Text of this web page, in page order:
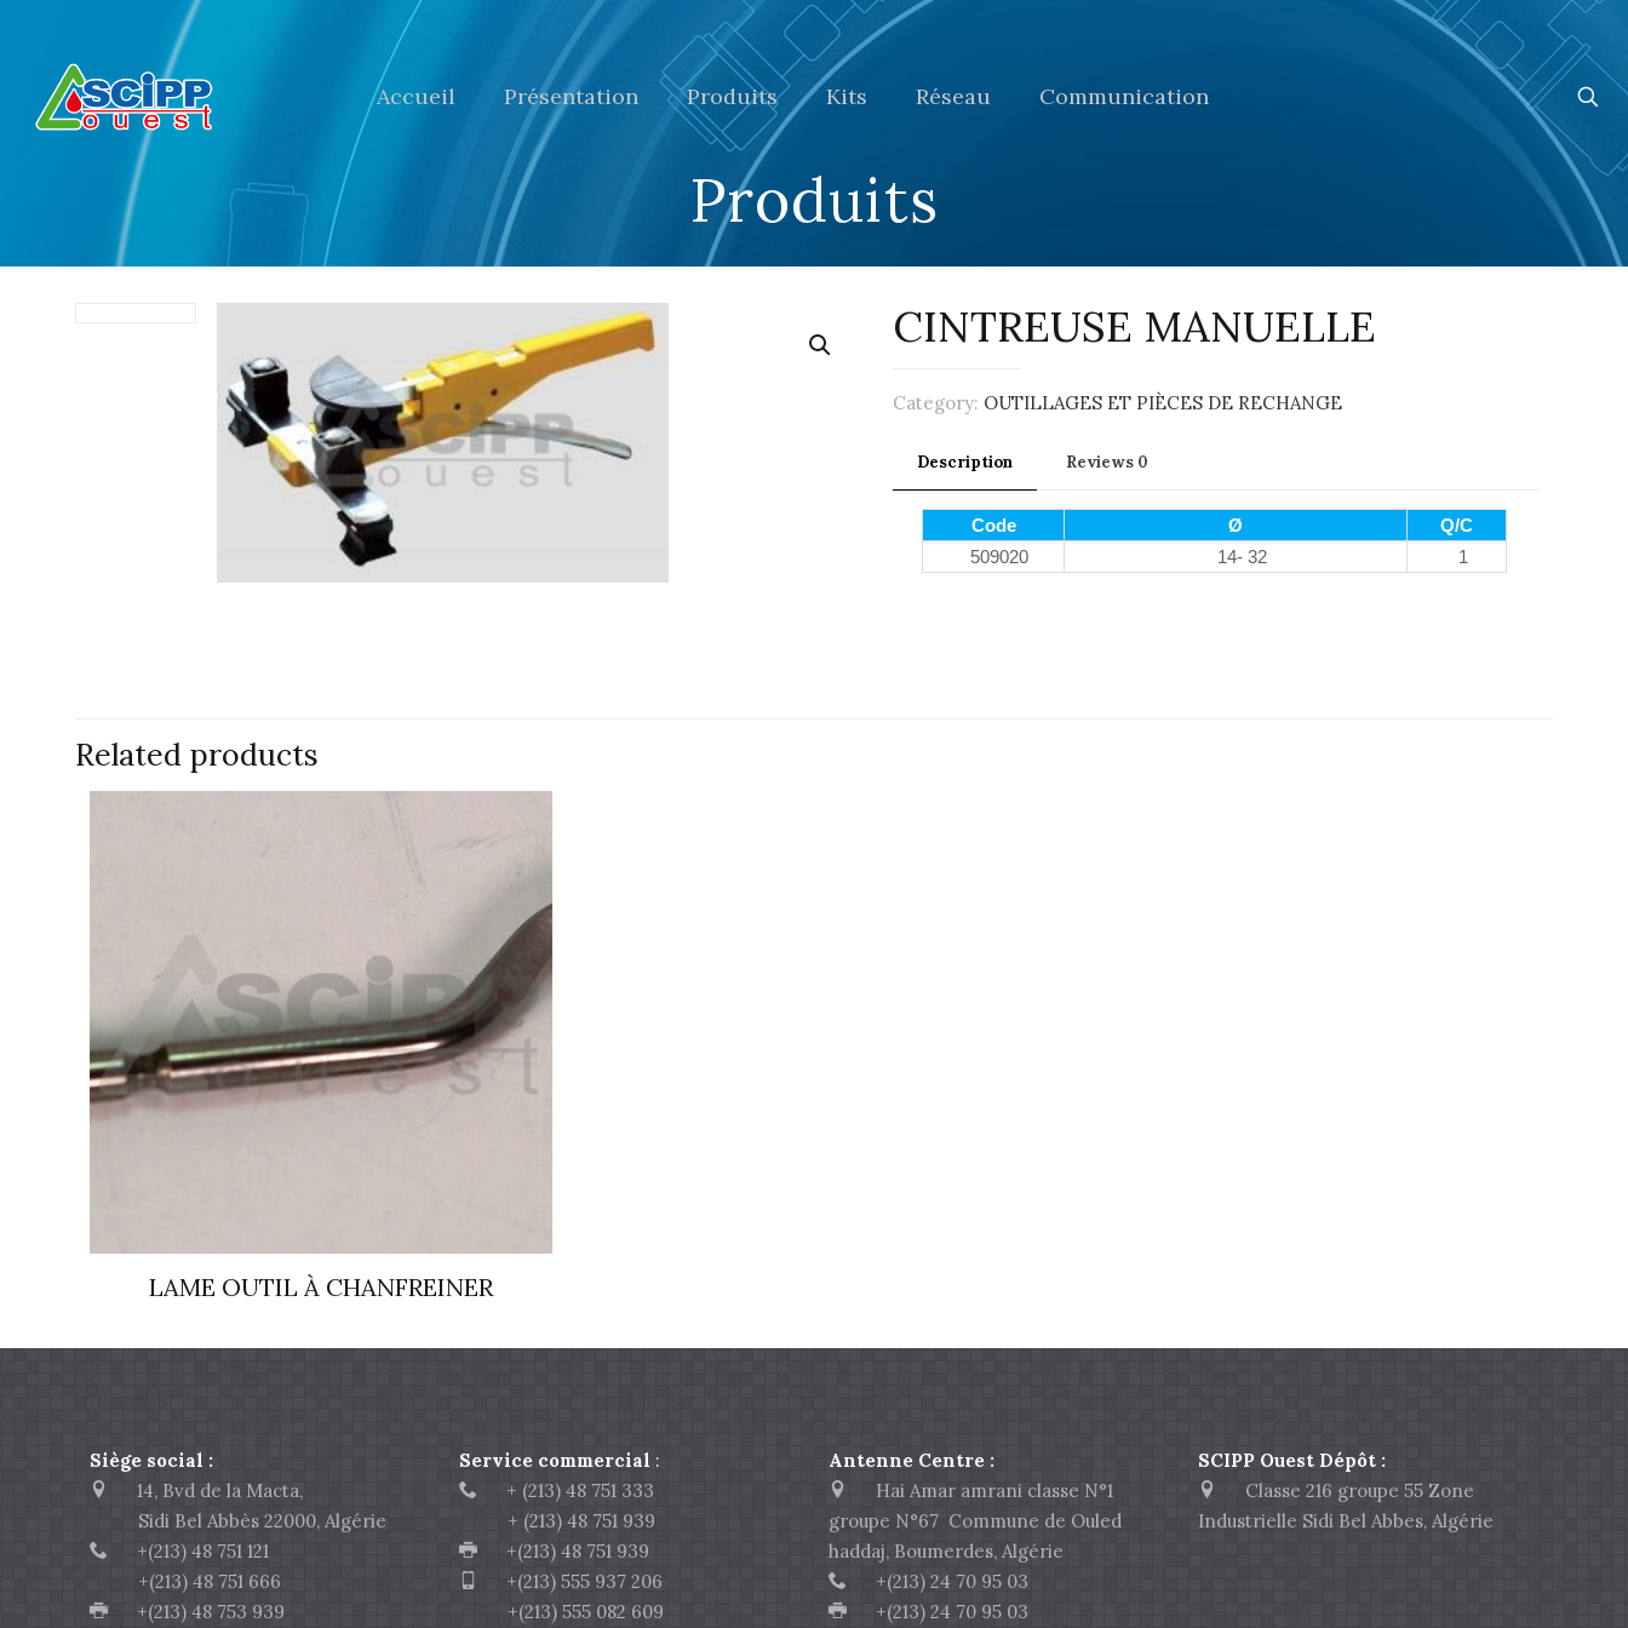
Accueil Présentation Produits Kits Réseau Communication
Produits
CINTREUSE MANUELLE
Category: OUTILLAGES ET PIÈCES DE RECHANGE
Description Reviews 0
Code Ø
Q/C
509020
14- 32 1
Related products
LAME OUTIL À CHANFREINER
Siège social :
14, Bvd de la Macta,
Sidi Bel Abbès 22000, Algérie
+(213) 48 751 121
+(213) 48 751 666
+(213) 48 753 939
Service commercial :
+ (213) 48 751 333
+ (213) 48 751 939
+(213) 48 751 939
+(213) 555 937 206
+(213) 555 082 609
Antenne Centre :
Hai Amar amrani classe N°1
groupe N°67 Commune de Ouled
haddaj, Boumerdes, Algérie
+(213) 24 70 95 03
+(213) 24 70 95 03
SCIPP Ouest Dépôt :
Classe 216 groupe 55 Zone
Industrielle Sidi Bel Abbes, Algérie